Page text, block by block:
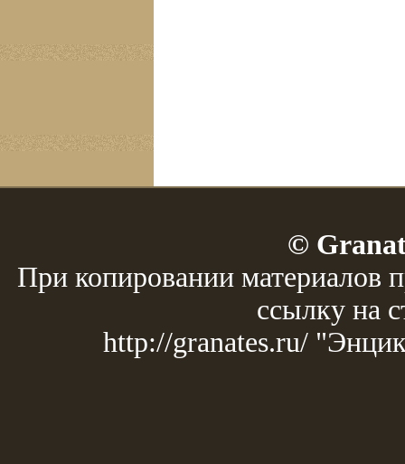
©
При копировании материалов
ссылку на
http://granates.ru/